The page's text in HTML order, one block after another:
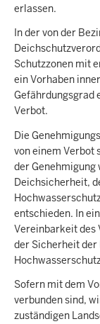
erlassen.
In der von der
Schutzzonen mit
ein Vorhaben
Gefährdungsgrad
Verbot.
Die
von einem Verbot
der
Deichsicherheit,
entschieden. In
Vereinbarkeit des
der Sicherheit der
Sofern mit dem
verbunden sind,
zuständigen